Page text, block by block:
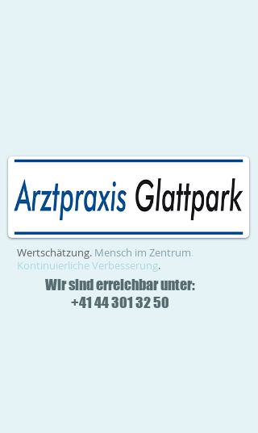
Wertschätzung. Mensch im Zentrum.
Kontinuierliche Verbesserung.
Wir sind erreichbar unter:
+41 44 301 32 50